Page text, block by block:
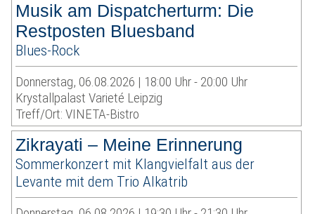
Musik am Dispatcherturm: Die
Restposten Bluesband
Blues-Rock
Donnerstag, 06.08.2026 | 18:00 Uhr - 20:00 Uhr
Krystallpalast Varieté Leipzig
Treff/Ort: VINETA-Bistro
Zikrayati – Meine Erinnerung
Sommerkonzert mit Klangvielfalt aus der
Levante mit dem Trio Alkatrib